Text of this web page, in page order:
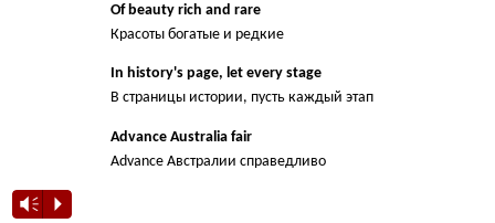
Of beauty rich and rare
Красоты богатые и редкие
In history's page, let every stage
В страницы истории, пусть каждый этап
Advance Australia fair
Advance Австралии справедливо
Vm P